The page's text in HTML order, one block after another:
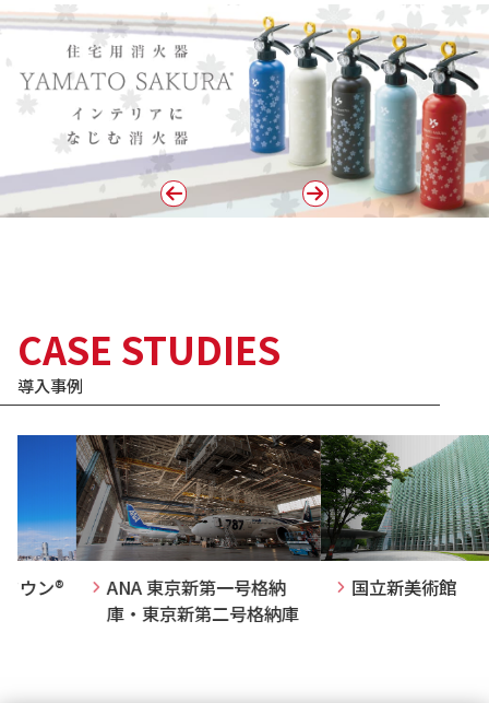
CASE STUDIES
導入事例
ン®
ANA 東京新第一号格納
庫・東京新第二号格納庫
国立新美術館